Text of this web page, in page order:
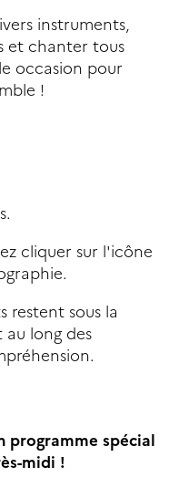
instruments,
et chanter tous
occasion pour
!
cliquer sur l'icône
restent sous la
long des
programme spécial
midi !